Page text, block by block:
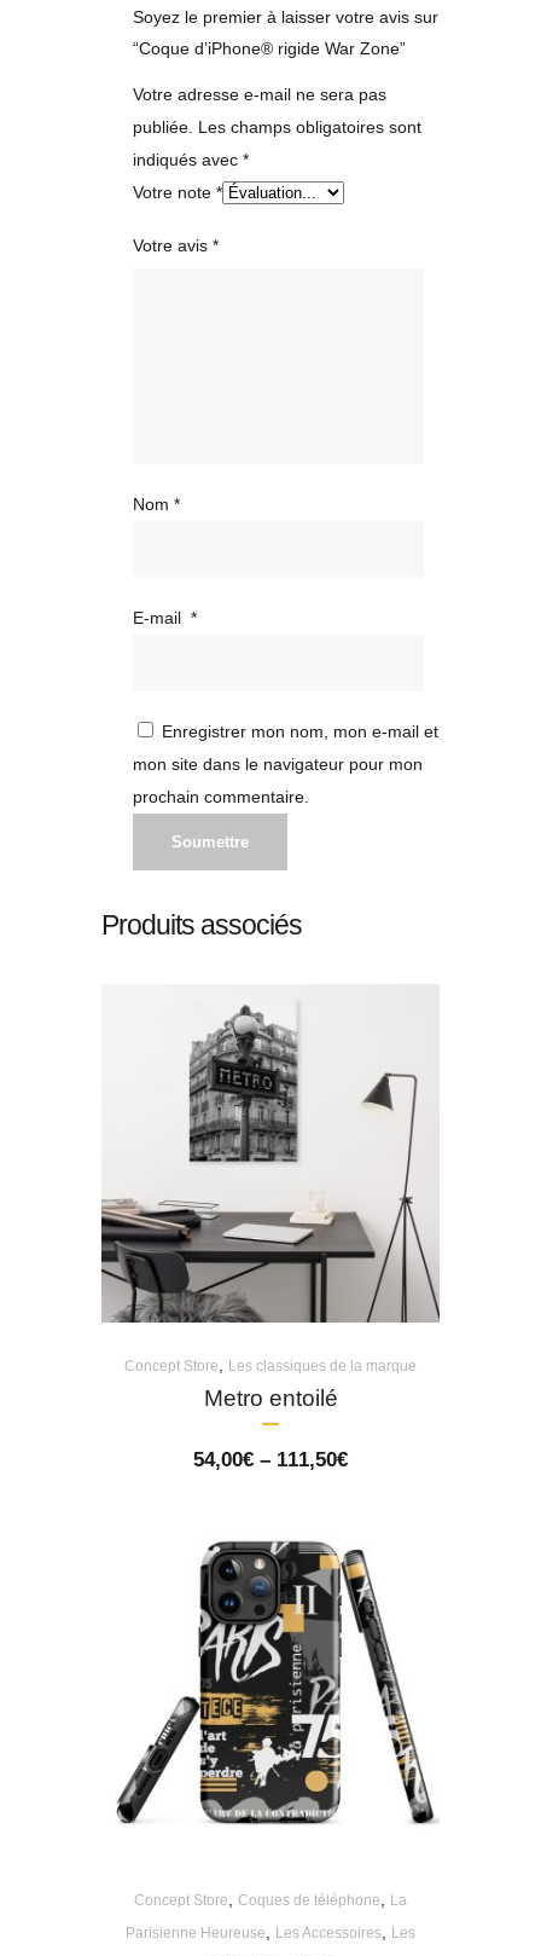
Soyez le premier à laisser votre avis sur
“Coque d’iPhone® rigide War Zone”
Votre adresse e-mail ne sera pas
publiée. Les champs obligatoires sont
indiqués avec *
Votre note *
Votre avis *
Nom *
E-mail *
Enregistrer mon nom, mon e-mail et
mon site dans le navigateur pour mon
prochain commentaire.
Produits associés
Concept Store Les classiques de la marque
Metro entoilé
54,00€ – 111,50€Price
Concept Store Coques de téléphone
La
Parisienne Heureuse
Les Accessoires
Les